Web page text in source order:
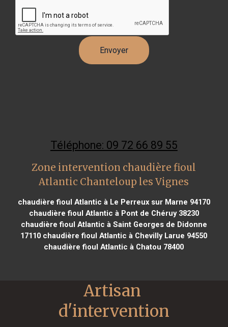
Téléphone: 09 72 66 89 55
Zone intervention chaudière fioul
Atlantic Chanteloup les Vignes
chaudière fioul Atlantic à Le Perreux sur Marne 94170
chaudière fioul Atlantic à Pont de Chéruy 38230
chaudière fioul Atlantic à Saint Georges de Didonne
17110 chaudière fioul Atlantic à Chevilly Larue 94550
chaudière fioul Atlantic à Chatou 78400
Artisan
d'intervention